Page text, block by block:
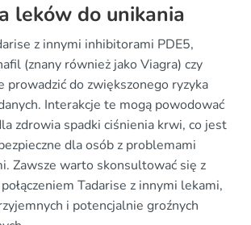
leków do unikania
z innymi inhibitorami PDE5,
(znany również jako Viagra) czy
prowadzić do zwiększonego ryzyka
Interakcje te mogą powodować
zdrowia spadki ciśnienia krwi, co jest
dla osób z problemami
Zawsze warto skonsultować się z
Tadarise z innymi lekami,
i potencjalnie groźnych